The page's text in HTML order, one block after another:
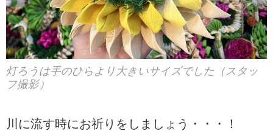
灯ろうは手のひらより大きいサイズでした（スタッ
フ撮影）
川に流す時にお祈りをしましょう・・・！